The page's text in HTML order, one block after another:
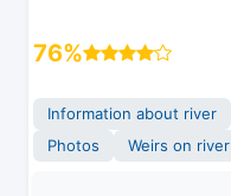
76%
Information about river
Photos
Weirs on river